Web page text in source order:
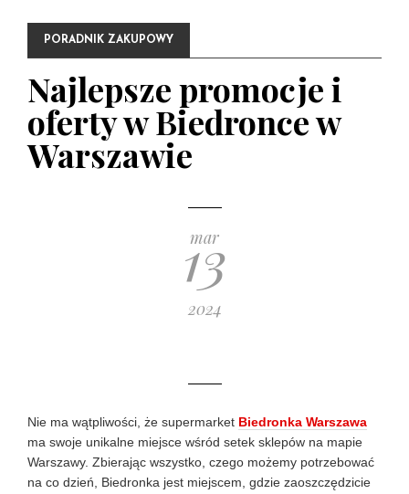
14 STYCZNIA 2020
PORADNIK ZAKUPOWY
poradnik zakupowy
10 GRUDNIA 2019
PORADNIK ZAKUPOWY
Najlepsze promocje i
oferty w Biedronce w
Warszawie
mar
13
2024
Nie ma wątpliwości, że supermarket Biedronka Warszawa
ma swoje unikalne miejsce wśród setek sklepów na mapie
Warszawy. Zbierając wszystko, czego możemy potrzebować
na co dzień, Biedronka jest miejscem, gdzie zaoszczędzicie